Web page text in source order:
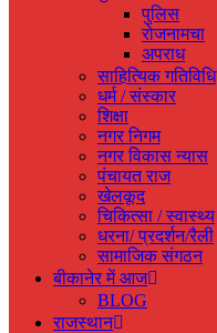
पुलिस
रोजनामचा
अपराध
साहित्यिक गतिविधि
धर्म / संस्‍कार
शिक्षा
नगर निगम
नगर विकास न्‍यास
पंचायत राज
खेलकूद
चिकित्‍सा / स्‍वास्‍थ्‍य
धरना/ प्रदर्शन/रैली
सामाजिक संगठन
बीकानेर में आज
BLOG
राजस्‍थान